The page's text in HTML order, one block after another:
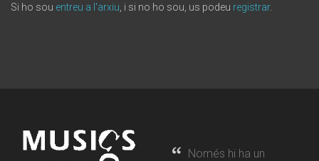
Si ho sou entreu a l'arxiu , i si no ho sou, us podeu registrar.
Només hi ha un